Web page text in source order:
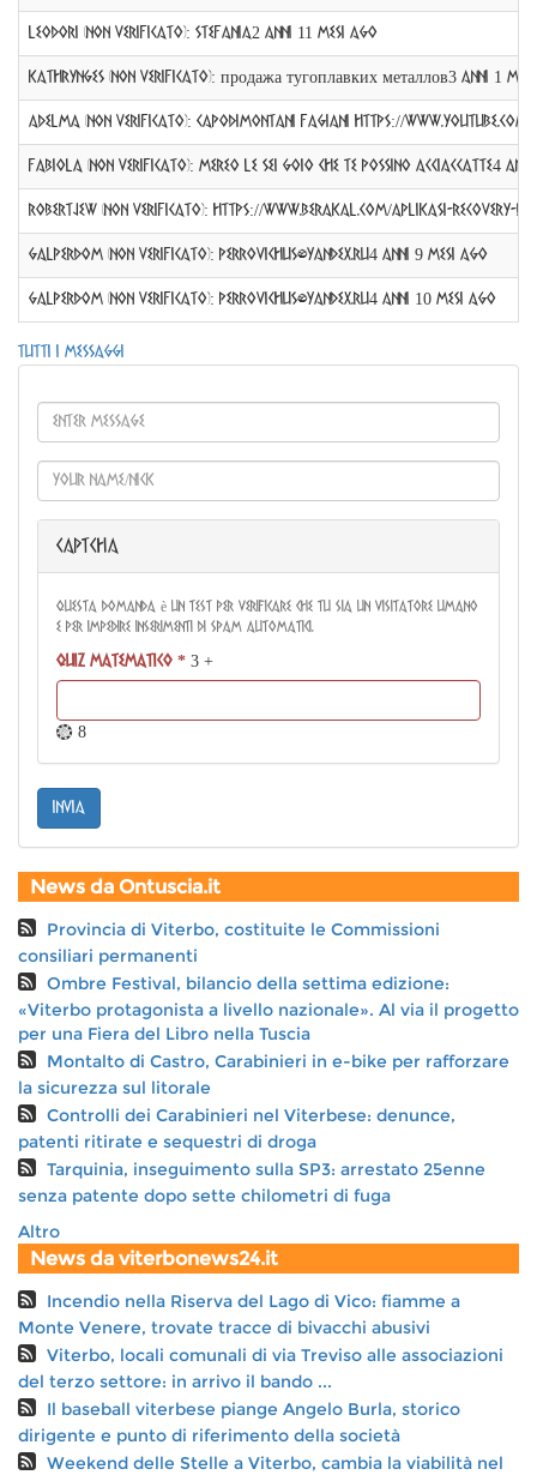
Leodori (non verificato): Stefania2 anni 11 mesi ago
KathrynGes (non verificato): продажа тугоплавких металлов3 anni 1
Adelma (non verificato): Capodimontani fagiani https://
fabiola (non verificato): MEREO LE SEI GOIO CHE TE POSSINO ACCIACCATTE4 anni
Robertjew (non verificato): https://www.berakal.com/aplikasi-recovery-
GalperDom (non verificato): perrovichus@yandex.ru4 anni 9 mesi ago
GalperDom (non verificato): perrovichus@yandex.ru4 anni 10 mesi ago
Tutti i messaggi
CAPTCHA
Questa domanda è un test per verificare che tu sia un visitatore umano
e per impedire inserimenti di spam automatici.
Quiz matematico * 3 +
= 8
invia
News da Ontuscia.it
Provincia di Viterbo, costituite le Commissioni
consiliari permanenti
Ombre Festival, bilancio della settima edizione:
«Viterbo protagonista a livello nazionale». Al via il progetto
per una Fiera del Libro nella Tuscia
Montalto di Castro, Carabinieri in e-bike per rafforzare
la sicurezza sul litorale
Controlli dei Carabinieri nel Viterbese: denunce,
patenti ritirate e sequestri di droga
Tarquinia, inseguimento sulla SP3: arrestato 25enne
senza patente dopo sette chilometri di fuga
Altro
News da viterbonews24.it
Incendio nella Riserva del Lago di Vico: fiamme a
Monte Venere, trovate tracce di bivacchi abusivi
Viterbo, locali comunali di via Treviso alle associazioni
del terzo settore: in arrivo il bando ...
Il baseball viterbese piange Angelo Burla, storico
dirigente e punto di riferimento della società
Weekend delle Stelle a Viterbo, cambia la viabilità nel